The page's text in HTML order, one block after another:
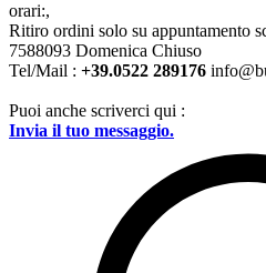
orari:,
Ritiro ordini solo su appuntamento
7588093 Domenica Chiuso
Tel/Mail : +39.0522 289176
Puoi anche scriverci qui :
Invia il tuo messaggio.